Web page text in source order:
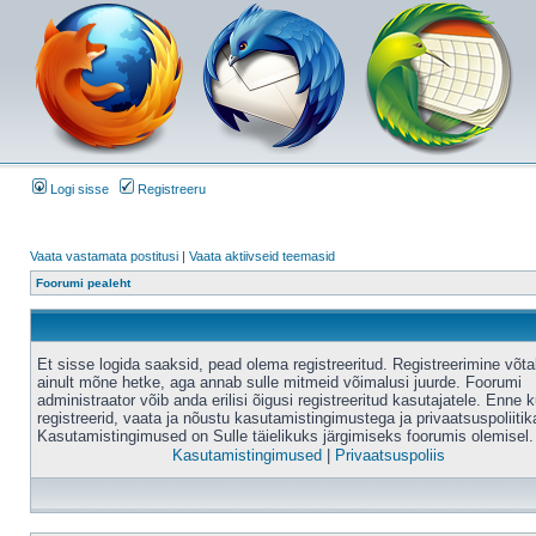
Logi sisse Registreeru
Vaata vastamata postitusi | Vaata aktiivseid teemasid
Foorumi pealeht
Et sisse logida saaksid, pead olema registreeritud. Registreerimine
ainult mõne hetke, aga annab sulle mitmeid võimalusi juurde. Foorumi
administraator võib anda erilisi õigusi registreeritud kasutajatele. Enne
registreerid, vaata ja nõustu kasutamistingimustega ja
Kasutamistingimused on Sulle täielikuks järgimiseks foorumis olemisel.
Kasutamistingimused
Privaatsuspoliis